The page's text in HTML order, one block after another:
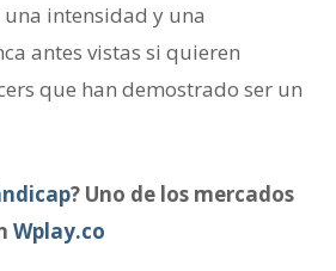
intensidad y una
antes vistas si quieren
que han demostrado ser un
? Uno de los mercados
Wplay.co